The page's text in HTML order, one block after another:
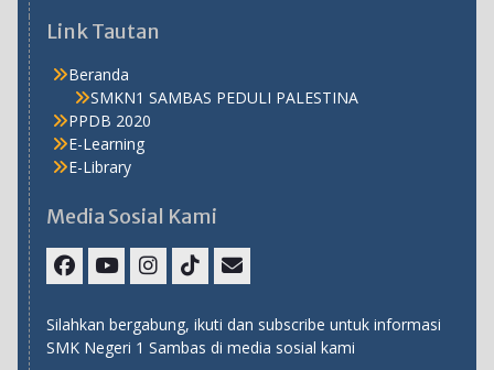
Link Tautan
Beranda
SMKN1 SAMBAS PEDULI PALESTINA
PPDB 2020
E-Learning
E-Library
Media Sosial Kami
Silahkan bergabung, ikuti dan subscribe untuk informasi
SMK Negeri 1 Sambas di media sosial kami